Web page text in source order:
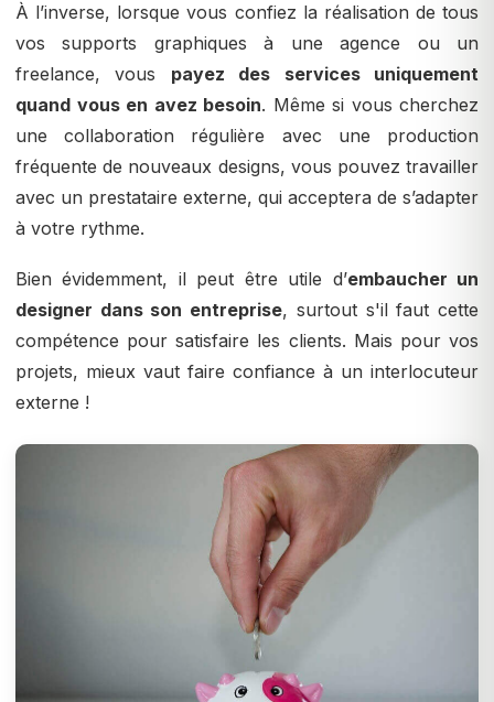
À l’inverse, lorsque vous confiez la réalisation de tous
vos supports graphiques à une agence ou un
freelance, vous payez des services uniquement
quand vous en avez besoin. Même si vous cherchez
une collaboration régulière avec une production
fréquente de nouveaux designs, vous pouvez travailler
avec un prestataire externe, qui acceptera de s’adapter
à votre rythme.
Bien évidemment, il peut être utile d’embaucher un
designer dans son entreprise, surtout s'il faut cette
compétence pour satisfaire les clients. Mais pour vos
projets, mieux vaut faire confiance à un interlocuteur
externe !